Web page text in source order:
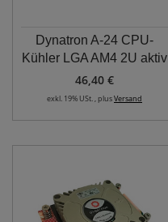
Dynatron A-24 CPU-
Kühler LGA AM4 2U aktiv
46,40 €
exkl. 19% USt. , plusVersand